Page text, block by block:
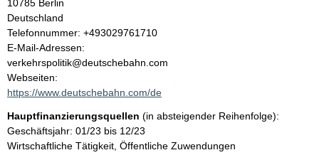
h
a
l
t
10785 Berlin
Deutschland
K
o
n
t
a
t
i
n
Telefonnummer: +493029761710
E-Mail-Adressen:
verkehrspolitik@deutschebahn.com
Webseiten:
https://www.deutschebahn.com/de
Hauptfinanzierungsquellen (in absteigender Reihenfolge):
Geschäftsjahr: 01/23 bis 12/23
Wirtschaftliche Tätigkeit, Öffentliche Zuwendungen